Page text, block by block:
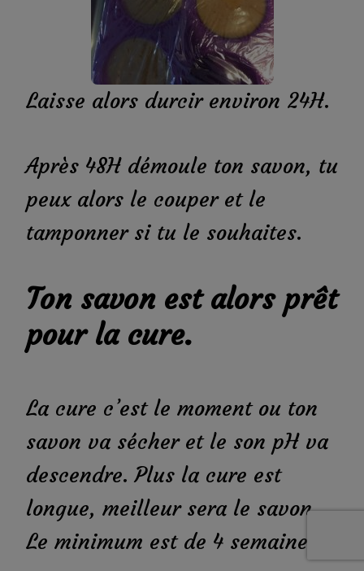
Laisse alors durcir environ 24H.
Après 48H démoule ton savon, tu
peux alors le couper et le
tamponner si tu le souhaites.
Ton savon est alors prêt
pour la cure.
La cure c’est le moment ou ton
savon va sécher et le son pH va
descendre. Plus la cure est
longue, meilleur sera le savon.
Le minimum est de 4 semaines.